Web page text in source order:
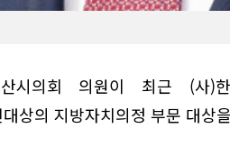
시의회 의원이 최근 (사)
상의 지방자치의정 부문 대상